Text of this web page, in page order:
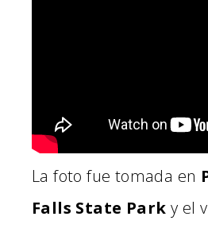
La foto fue tomada en
Falls State Park y el